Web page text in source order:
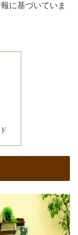
に基づいていま